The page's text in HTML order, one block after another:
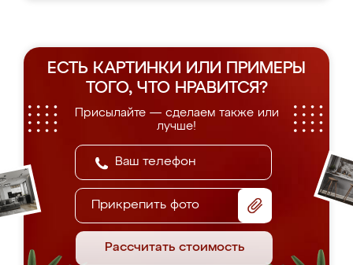
ЕСТЬ КАРТИНКИ ИЛИ ПРИМЕРЫ
ТОГО, ЧТО НРАВИТСЯ?
Присылайте — сделаем также или
лучше!
Прикрепить фото
Рассчитать стоимость